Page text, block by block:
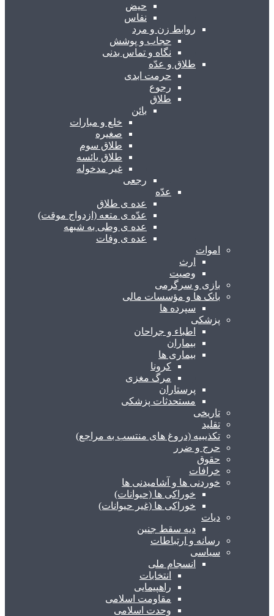
حیض
نفاس
روابط زن و مرد
حجاب و پوشش
نگاه و تماس بدنی
طلاق و عدّه
حرمت ابدی
رجوع
طلاق
بائن
خلع و مبارات
صغیره
طلاق سوم
طلاق یائسه
غیر مدخوله
رجعی
عدّه
عده ی طلاق
عدّه ی متعه (ازدواج موقت)
عده ی وطی به شبهه
عده ی وفات
اموات
ارث
وصیت
بازی و سرگرمی
بانک ها و مؤسسات مالی
سپرده ها
پزشکی
اطباء و جراحان
بیماران
بیماری ها
کرونا
مرگ مغزی
پرستاران
مستحدثات پزشکی
تاریخی
تقلید
تکذیبیه (دروغ های منتسب به مراجع)
حرج و ضرر
حقوق
خرافات
خوردنی ها و آشامیدنی ها
خوراکی ها (حیوانات)
خوراکی ها (غیر حیوانات)
دیات
دیه سقط جنین
رسانه و ارتباطات
سیاسی
انسجام ملی
انتخابات
راهپیمایی
مقاومت اسلامی
وحدت اسلامی